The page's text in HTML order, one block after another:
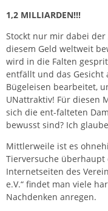
1,2 MILLIARDEN!!!
Stockt nur mir dabei der
diesem Geld weltweit
wird in die Falten
entfällt und das Gesicht
Bügeleisen bearbeitet,
UNattraktiv! Für diesen
sich die ent-falteten
bewusst sind? Ich
Mittlerweile ist es
Tierversuche
Internetseiten des
e.V.“ findet man viele
Nachdenken anregen.